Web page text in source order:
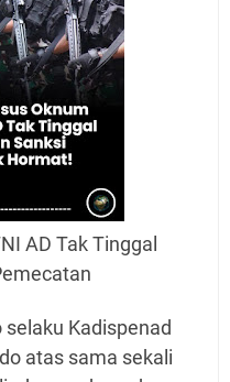
AD Tak Tinggal
Kadispenad
atas sama sekali